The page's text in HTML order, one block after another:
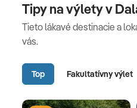
Tipy na výlety v
Tieto lákavé destinacie a
vás.
Top Fakultatívny výlet